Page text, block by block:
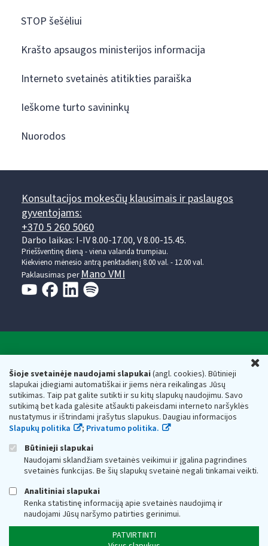
Šioje svetainėje naudojami slapukai(angl. cookies). Būtinieji
slapukai įdiegiami automatiškai ir jiems nėra reikalingas Jūsų
sutikimas. Taip pat galite sutikti ir su kitų slapukų naudojimu. Savo
sutikimą bet kada galėsite atšaukti pakeisdami interneto naršyklės
nustatymus ir ištrindami įrašytus slapukus. Daugiau informacijos
Slapukų politika
; Privatumo politika.
Būtinieji slapukai
Naudojami sklandžiam svetainės veikimui ir įgalina pagrindines
svetainės funkcijas. Be šių slapukų svetainė negali tinkamai veikti.
Analitiniai slapukai
Renka statistinę informaciją apie svetainės naudojimą ir
naudojami Jūsų naršymo patirties gerinimui.
PATVIRTINTI
STOP šešėliui
Krašto apsaugos ministerijos informacija
Interneto svetainės atitikties paraiška
Ieškome turto savininkų
Nuorodos
Konsultacijos mokesčių klausimais ir paslaugos
gyventojams:
+370 5 260 5060
Darbo laikas: I-IV 8.00-17.00, V 8.00-15.45.
Prieššventinę dieną - viena valanda trumpiau.
Kiekvieno mėnesio antrą penktadienį 8.00 val. - 12.00 val.
Paklausimas per Mano VMI
Respublikos finansų ministerijos
Biudžetinė įstaiga. Juridinio asmens kodas — 188659752,
adresas: Vasario 16-osios g. 14, 01107 Vilnius, Lietuva, el.paštas:
vmi@vmi.lt, E. pristatymo dėžutės adresas 188659752
Duomenys apie Valstybinę mokesčių inspekciją prie Lietuvos
Respublikos finansų ministerijos kaupiami ir saugomi Juridinių